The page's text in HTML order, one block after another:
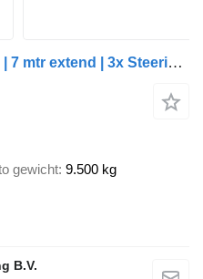
Nooteboom | OVB 42-03-VB | 7 mtr extend | 3x Steering | Technical aprove
gewicht 9.500 kg
B.V.